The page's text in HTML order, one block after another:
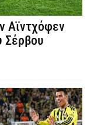
Αϊντχόφεν
Σέρβου